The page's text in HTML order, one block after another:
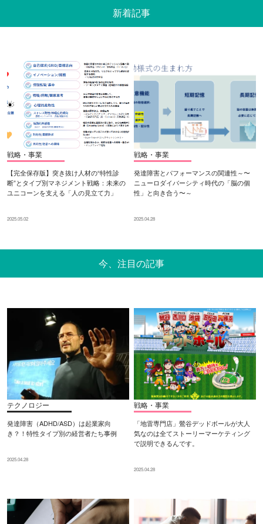
新着記事
戦略・事業
【完全保存版】突き抜け人材の“特性診
断”とタイプ別マネジメント戦略：未来の
ユニコーンを支える「人の見立て力」
2025.05.02
戦略・事業
発達障害とパフォーマンスの関連性～〜
ニューロダイバーシティ時代の「脳の個
性」と向き合う〜～
2025.04.28
今、注目の記事
テクノロジー
発達障害（ADHD/ASD）は起業家向
き？！特性タイプ別の経営者たち事例
2025.04.28
戦略・事業
「地雷専門店」鶯谷デッドボールが大人
気なのは全てストーリーマーケティング
で説明できるんです。
2025.04.28